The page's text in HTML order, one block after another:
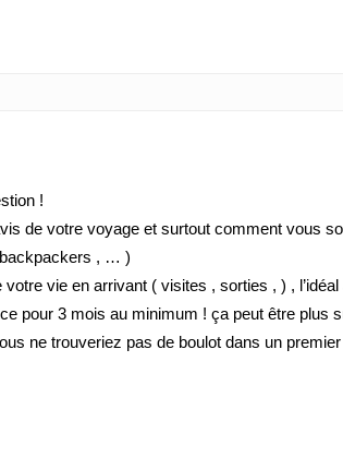
!
de votre voyage et surtout comment vous
backpackers , … )
vie en arrivant ( visites , sorties , ) ,
pour 3 mois au minimum ! ça peut être plus
ne trouveriez pas de boulot dans un